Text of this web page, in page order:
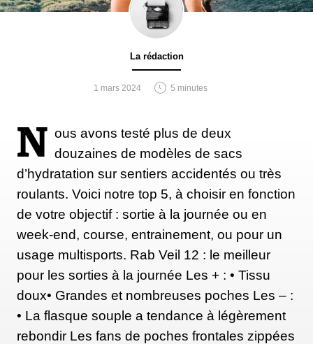
La rédaction
1 mars 2024 5 minutes
N ous avons testé plus de deux
douzaines de modèles de sacs
d’hydratation sur sentiers accidentés ou très
roulants. Voici notre top 5, à choisir en fonction
de votre objectif : sortie à la journée ou en
week-end, course, entrainement, ou pour un
usage multisports. Rab Veil 12 : le meilleur
pour les sorties à la journée Les + : • Tissu
doux• Grandes et nombreuses poches Les – :
• La flasque souple a tendance à légèrement
rebondir Les fans de poches frontales zippées